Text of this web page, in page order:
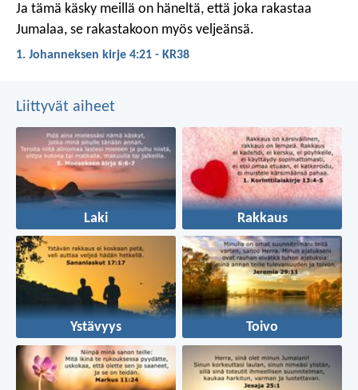
Ja tämä käsky meillä on häneltä, että joka rakastaa
Jumalaa, se rakastakoon myös veljeänsä.
1. Johanneksen kirje 4:21 - KR38
Liittyvät aiheet
Laki Rakkaus
Ystävyys Toivo